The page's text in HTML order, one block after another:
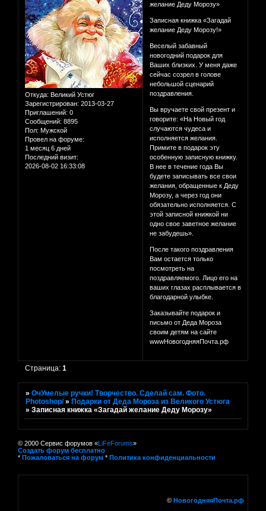
Откуда: Великий Устюг
Зарегистрирован: 2013-03-27
Приглашений: 0
Сообщений: 8895
Пол: Мужской
Провел на форуме:
1 месяц 6 дней
Последний визит:
2026-08-02 16:33:08
желание Деду Морозу»
Записная книжка «Загадай
желание Деду Морозу!»
Веселый забавный
новогодний подарок для
Ваших близких. У меня даже
сейчас созрел в голове
небольшой сценарий
поздравления.
Вы вручаете свой презент и
говорите: «На Новый год
случаются чудеса и
исполняется желания.
Примите в подарок эту
особенную записную книжку.
В нее в течение года Вы
будете записывать все свои
желания, обращенные к Деду
Морозу, а через год они
обязательно исполняется. С
этой записной книжкой ни
одно свое заветное желание
не забудешь».
После такого поздравления
Вам остается только
посмотреть на
поздравляемого. Лицо его на
ваших глазах расплывается в
благодарной улыбке.
Заказывайте подарок и
письмо от Деда Мороза
своим детям на сайте
wwwНовогодняяПочта.рф
Страница:1
»ОчУмелые ручки! Творчество. Сделай сам. Фото.
Photoshop/ »Подарки от Деда Мороза из Великого Устюга
»Записная книжка «Загадай желание Деду Морозу»
© 2000 Сервис форумов «LiFeForums»
Создать форум бесплатно
* Пожаловаться на форум * Политика конфиденциальности
© НовогодняяПочта.рф